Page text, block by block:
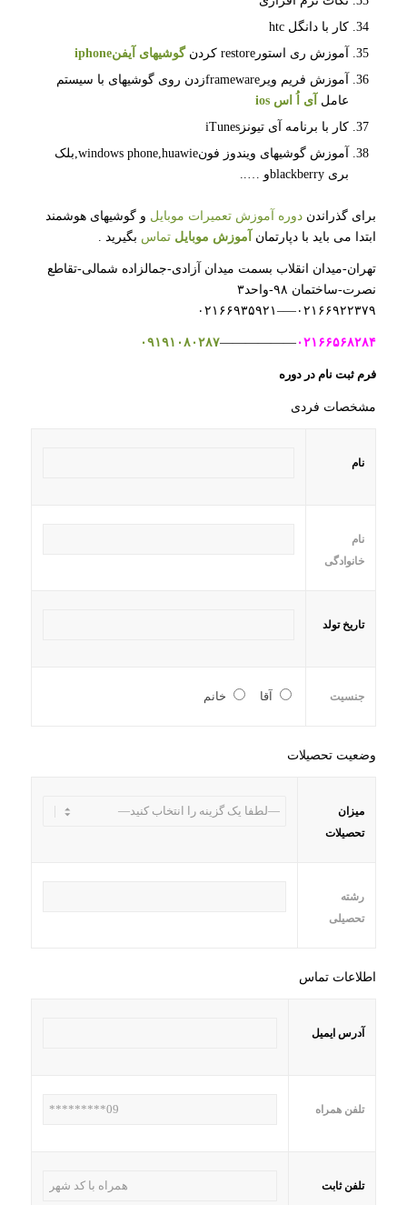
کار با دانگل htc
آموزش ری استورrestore کردن
گوشیهای آیفنiphone
آموزش فریم ویرframewareزدن روی گوشیهای با سیستم
عامل آی اُ اس ios
کار با برنامه آی تیونزiTunes
آموزش گوشیهای ویندوز فونwindows phone,huawie,بلک
بری blackberryو …..
برای گذراندن دوره آموزش تعمیرات موبایل و گوشیهای هوشمند
ابتدا می باید با دپارتمان
آموزش موبایل تماس بگیرید .
تهران-میدان انقلاب بسمت میدان آزادی-جمالزاده شمالی-تقاطع
نصرت-ساختمان ۹۸-واحد۳
۰۲۱۶۶۹۲۲۳۷۹—–۰۲۱۶۶۹۳۵۹۲۱
۰۲۱۶۶۵۶۸۲۸۴ ——————۰۹۱۹۱۰۸۰۲۸۷
فرم ثبت نام در دوره
مشخصات فردی
نام
نام
خانوادگی
تاریخ تولد
جنسیت آقا خانم
وضعیت تحصیلات
میزان
تحصیلات
رشته
تحصیلی
اطلاعات تماس
آدرس ایمیل
تلفن همراه
تلفن ثابت